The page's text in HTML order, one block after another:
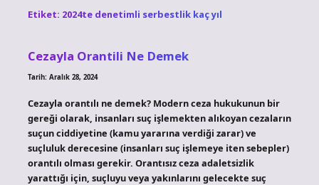
Etiket: 2024te denetimli serbestlik kaç yıl
Cezayla Orantili Ne Demek
Tarih: Aralık 28, 2024
Cezayla orantılı ne demek? Modern ceza hukukunun bir
gereği olarak, insanları suç işlemekten alıkoyan cezaların
suçun ciddiyetine (kamu yararına verdiği zarar) ve
suçluluk derecesine (insanları suç işlemeye iten sebepler)
orantılı olması gerekir. Orantısız ceza adaletsizlik
yarattığı için, suçluyu veya yakınlarını gelecekte suç